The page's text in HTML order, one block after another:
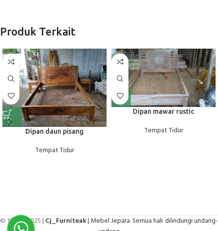
Produk Terkait
Dipan daun pisang
Tempat Tidur
Dipan mawar rustic
Tempat Tidur
© 1998 - 2025 | Cj_Furniteak| Mebel Jepara. Semua hak dilindungi undang-